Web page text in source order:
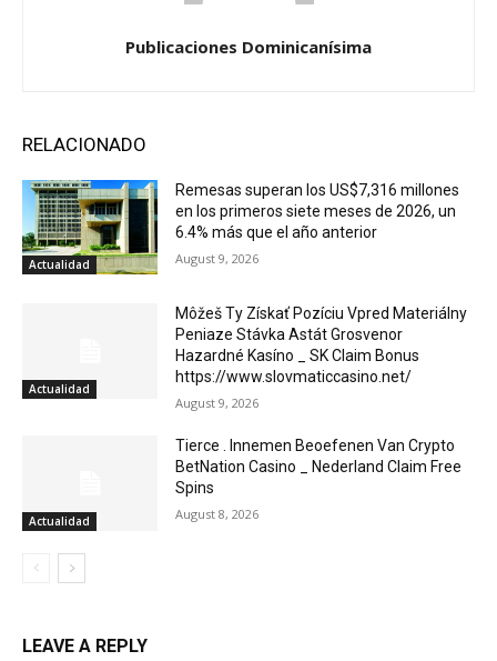
Publicaciones Dominicanísima
RELACIONADO
Actualidad
Remesas superan los US$7,316 millones
en los primeros siete meses de 2026, un
6.4% más que el año anterior
August 9, 2026
Actualidad
Môžeš Ty Získať Pozíciu Vpred Materiálny
Peniaze Stávka Astát Grosvenor
Hazardné Kasíno _ SK Claim Bonus
https://www.slovmaticcasino.net/
August 9, 2026
Actualidad
Tierce . Innemen Beoefenen Van Crypto
BetNation Casino _ Nederland Claim Free
Spins
August 8, 2026
LEAVE A REPLY